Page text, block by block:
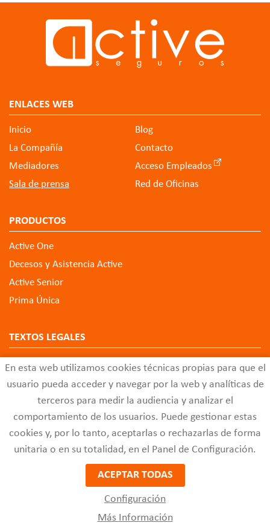
En esta web utilizamos cookies técnicas propias para que el
usuario pueda acceder y navegar por la web y analíticas de
terceros para medir la audiencia y analizar el
comportamiento de los usuarios. Puede gestionar estas
cookies y, por lo tanto, aceptarlas o rechazarlas de forma
unitaria o en su totalidad, en el Panel de Configuración.
ACEPTAR TODAS
Configuración
Más Información
ENLACES WEB
Inicio
La Compañía
Mediadores
Sala de prensa
Blog
Contacto
Acceso Empleados
Red de Oficinas
PRODUCTOS
Active One
Decesos y Asistencia Active
Active Senior
Prima Única
TEXTOS LEGALES
Aviso Legal
Política de Privacidad de Datos
Política de Cookies
Configuración de Cookies
Código Ético
Buzón de Quejas y Sugerencias
Diseño Web SL